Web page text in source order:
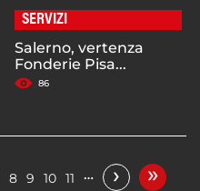
SERVIZI
Salerno, vertenza
Fonderie Pisa...
86
8 9 10 11 … › »